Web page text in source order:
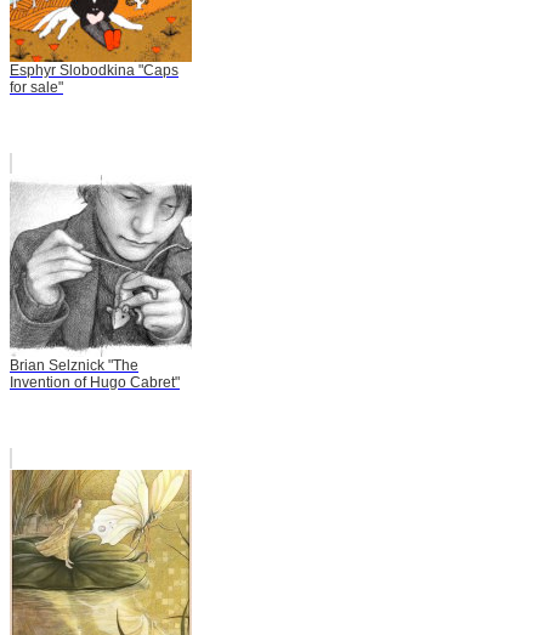
Esphyr Slobodkina "Caps
for sale"
Brian Selznick "The
Invention of Hugo Cabret"